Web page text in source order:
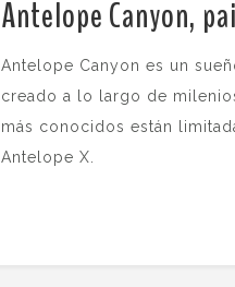
Antelope Canyon,
Antelope Canyon es un
creado a lo largo de
más conocidos están
Antelope X.